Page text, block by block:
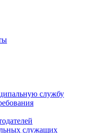
службу
служащих